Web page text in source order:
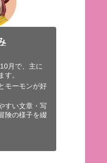
月で、主に
す。
モーモンが好
すい文章・写
険の様子を綴